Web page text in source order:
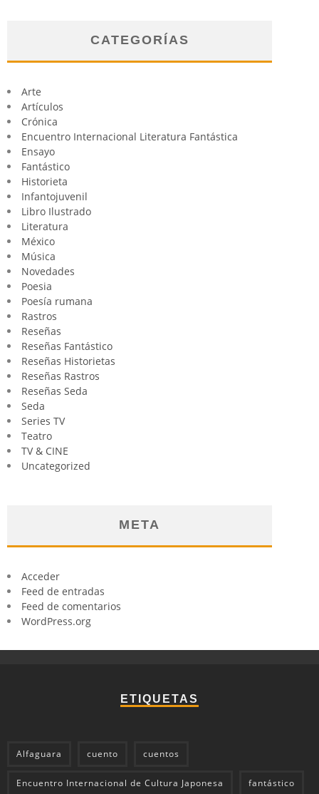
CATEGORÍAS
Arte
Artículos
Crónica
Encuentro Internacional Literatura Fantástica
Ensayo
Fantástico
Historieta
Infantojuvenil
Libro Ilustrado
Literatura
México
Música
Novedades
Poesia
Poesía rumana
Rastros
Reseñas
Reseñas Fantástico
Reseñas Historietas
Reseñas Rastros
Reseñas Seda
Seda
Series TV
Teatro
TV & CINE
Uncategorized
META
Acceder
Feed de entradas
Feed de comentarios
WordPress.org
ETIQUETAS
Alfaguara cuento cuentos
Encuentro Internacional de Cultura Japonesa fantástico